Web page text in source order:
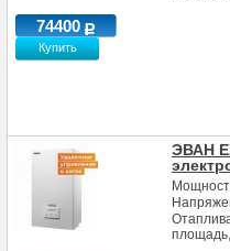
74400
Купить
ЭВАН